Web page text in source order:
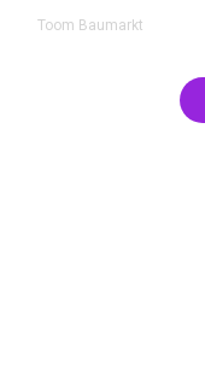
Toom Baumarkt